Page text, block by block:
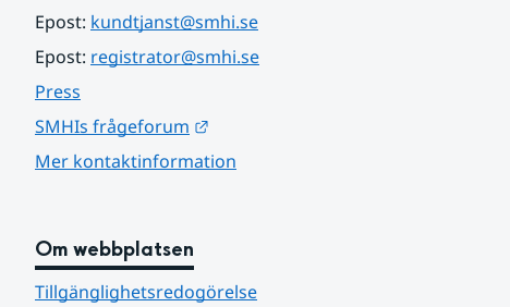
Epost: kundtjanst@smhi.se
Epost: registrator@smhi.se
Press
SMHIs frågeforum
Mer kontaktinformation
Om webbplatsen
Tillgänglighetsredogörelse